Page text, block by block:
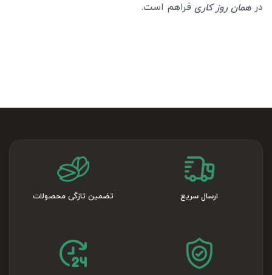
در همان روز کاری فراهم است.
ارسال سریع تضمین تازگی محصولات